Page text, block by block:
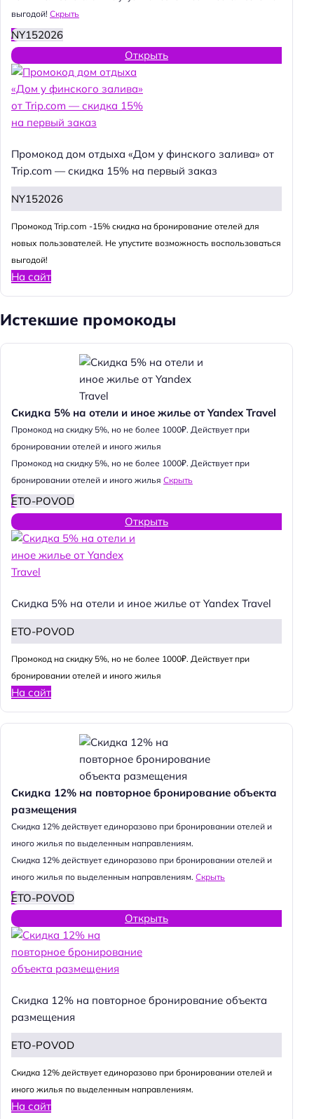
выгодой! Скрыть
NY152026
Открыть
Промокод дом отдыха «Дом у финского залива» от
Trip.com — скидка 15% на первый заказ
NY152026
Промокод Trip.com -15% скидка на бронирование отелей для
новых пользователей. Не упустите возможность воспользоваться
выгодой!
На сайт
Истекшие промокоды
Скидка 5% на отели и иное жилье от Yandex Travel
Промокод на скидку 5%, но не более 1000₽. Действует при
бронировании отелей и иного жилья
Промокод на скидку 5%, но не более 1000₽. Действует при
бронировании отелей и иного жилья Скрыть
ETO-POVOD
Открыть
Скидка 5% на отели и иное жилье от Yandex Travel
ETO-POVOD
Промокод на скидку 5%, но не более 1000₽. Действует при
бронировании отелей и иного жилья
На сайт
Скидка 12% на повторное бронирование объекта
размещения
Cкидка 12% действует единоразово при бронировании отелей и
иного жилья по выделенным направлениям.
Cкидка 12% действует единоразово при бронировании отелей и
иного жилья по выделенным направлениям. Скрыть
ETO-POVOD
Открыть
Скидка 12% на повторное бронирование объекта
размещения
ETO-POVOD
Cкидка 12% действует единоразово при бронировании отелей и
иного жилья по выделенным направлениям.
На сайт
Н
а